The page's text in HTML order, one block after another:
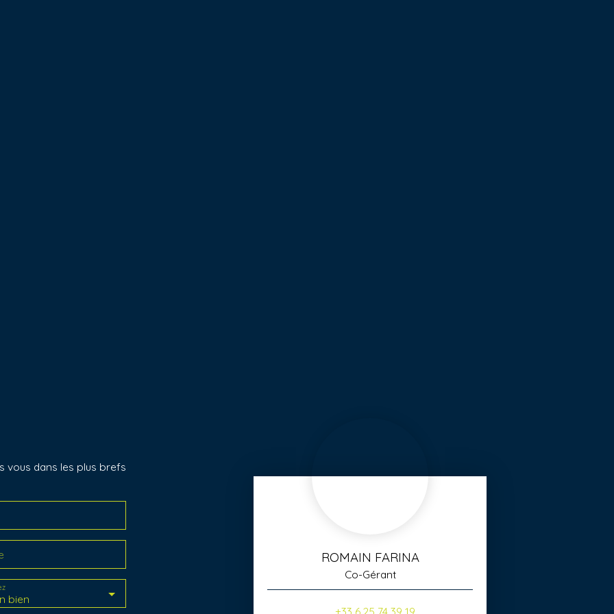
vous dans les plus brefs
bien
ROMAIN FARINA
Co-Gérant
+33 6 25 74 39 19